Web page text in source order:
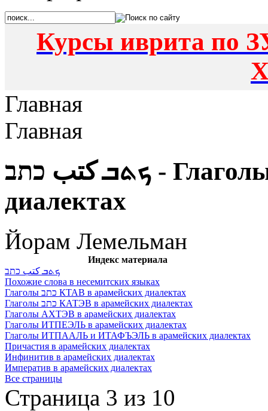
Курсы иврита по
Главная
Главная
ܟܬܒ كتب כתב - Глаголы כתב КТАВ в арамейских
диалектах
Йорам Лемельман
Индекс материала
ܟܬܒ كتب כתב
Похожие слова в несемитских языках
Глаголы כתב КТАВ в арамейских диалектах
Глаголы כתב КАТЭВ в арамейских диалектах
Глаголы АХТЭВ в арамейских диалектах
Глаголы ИТПЕЭЛЬ в арамейских диалектах
Глаголы ИТПААЛЬ и ИТАФЪЭЛЬ в арамейских диалектах
Причастия в арамейских диалектах
Инфинитив в арамейских диалектах
Императив в арамейских диалектах
Все страницы
Страница 3 из 10